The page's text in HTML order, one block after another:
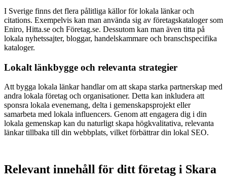
I Sverige finns det flera pålitliga källor för lokala länkar och
citations. Exempelvis kan man använda sig av företagskataloger som
Eniro, Hitta.se och Företag.se. Dessutom kan man även titta på
lokala nyhetssajter, bloggar, handelskammare och branschspecifika
kataloger.
Lokalt länkbygge och relevanta strategier
Att bygga lokala länkar handlar om att skapa starka partnerskap med
andra lokala företag och organisationer. Detta kan inkludera att
sponsra lokala evenemang, delta i gemenskapsprojekt eller
samarbeta med lokala influencers. Genom att engagera dig i din
lokala gemenskap kan du naturligt skapa högkvalitativa, relevanta
länkar tillbaka till din webbplats, vilket förbättrar din lokal SEO.
Relevant innehåll för ditt företag i Skara